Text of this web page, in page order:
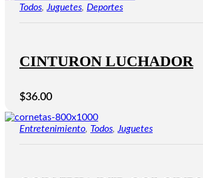
CINTURON LUCHADOR
$36.00
Todos, Juguetes, Deportes
Entretenimiento, Todos, Juguetes